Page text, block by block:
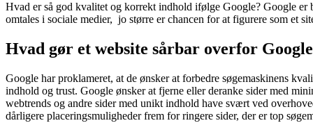
Hvad er så god kvalitet og korrekt indhold ifølge Google? Google
omtales i sociale medier, jo større er chancen for at figurere som et
Hvad gør et website sårbar overfor
Google har proklameret, at de ønsker at forbedre søgemaskinens
indhold og trust. Google ønsker at fjerne eller deranke sider med
webtrends og andre sider med unikt indhold have svært ved
dårligere placeringsmuligheder frem for ringere sider, der er top